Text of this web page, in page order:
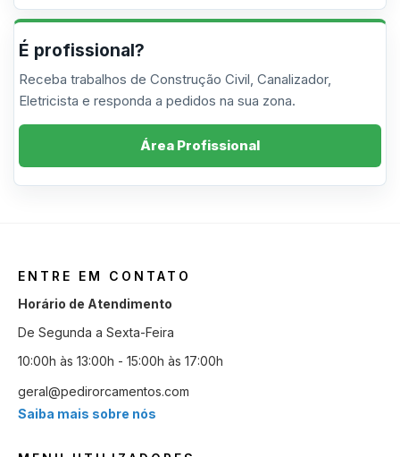
É profissional?
Receba trabalhos de Construção Civil, Canalizador,
Eletricista e responda a pedidos na sua zona.
Área Profissional
ENTRE EM CONTATO
Horário de Atendimento
De Segunda a Sexta-Feira
10:00h às 13:00h - 15:00h às 17:00h
geral@pedirorcamentos.com
Saiba mais sobre nós